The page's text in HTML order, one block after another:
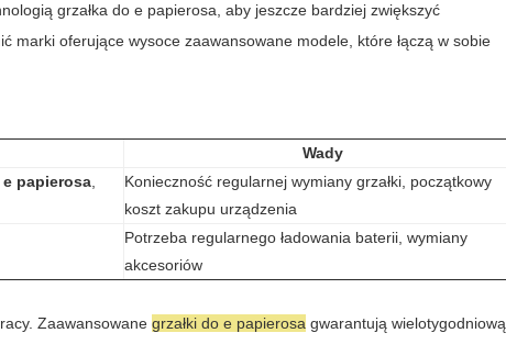
grzałka do e papierosa , aby jeszcze bardziej zwiększyć
oferujące wysoce zaawansowane modele, które łączą w sobie
Wady
e papierosa
Konieczność regularnej wymiany grzałki, początkowy
koszt zakupu urządzenia
Potrzeba regularnego ładowania baterii, wymiany
akcesoriów
Zaawansowanegrzałki do e papierosa gwarantują wielotygodniową